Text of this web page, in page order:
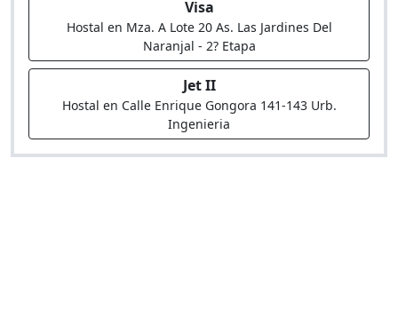
Visa
Hostal en Mza. A Lote 20 As. Las Jardines Del
Naranjal - 2? Etapa
Jet II
Hostal en Calle Enrique Gongora 141-143 Urb.
Ingenieria